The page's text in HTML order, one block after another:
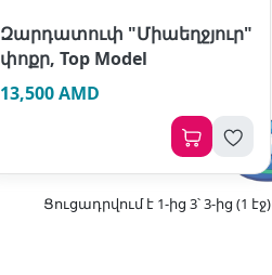
Զարդատուփ "Միաեղջյուր"
փոքր, Top Model
13,500 AMD
Ցուցադրվում է 1-ից 3՝ 3-ից (1 էջ)